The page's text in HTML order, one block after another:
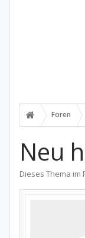
Foren
Neu
Dieses Thema im